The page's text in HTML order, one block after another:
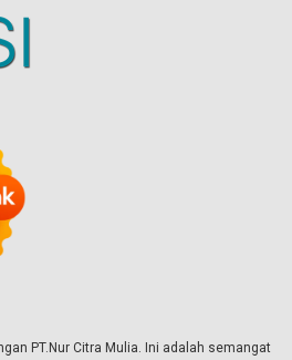
PT.Nur Citra Mulia. Ini adalah semangat